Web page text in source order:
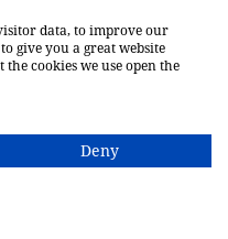
data, to improve our
give you a great website
cookies we use open the
Deny